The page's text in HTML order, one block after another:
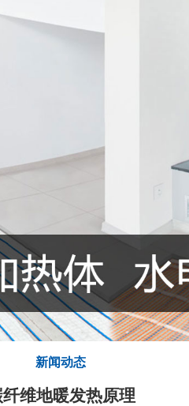
新闻动态
维地暖发热原理